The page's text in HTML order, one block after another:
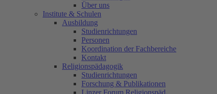
Über uns
Institute & Schulen
Ausbildung
Studienrichtungen
Personen
Koordination der Fachbereiche
Kontakt
Religionspädagogik
Studienrichtungen
Forschung & Publikationen
Linzer Forum Religionspäd.